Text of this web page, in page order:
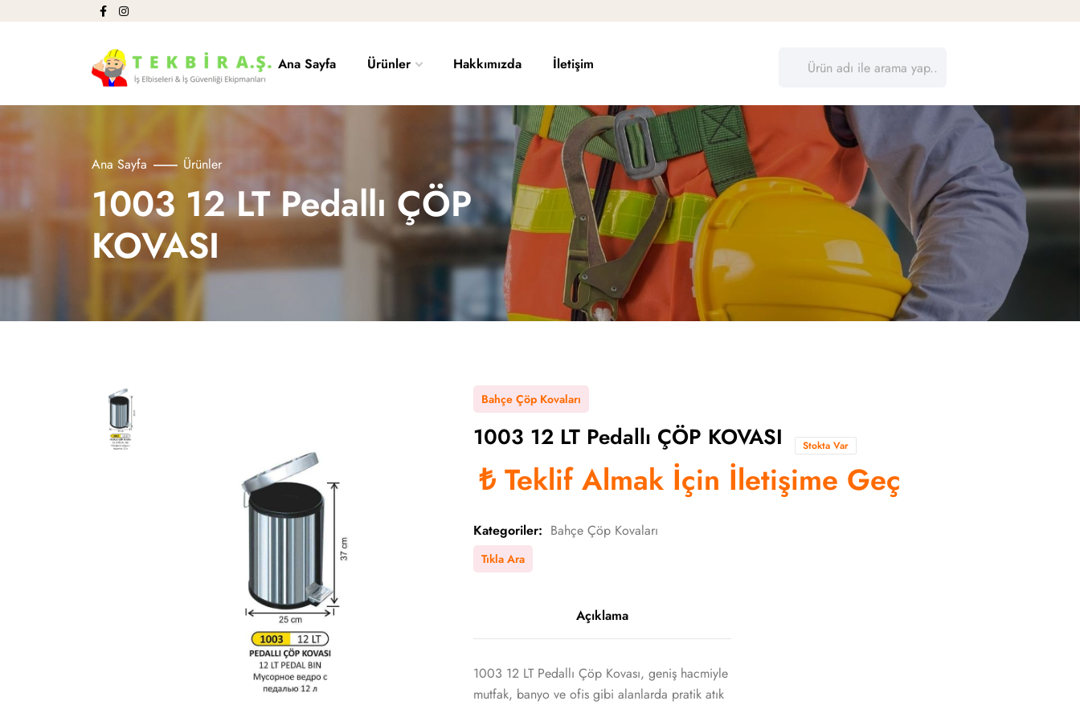
Ana Sayfa Ürünler Hakkımızda İletişim
Ana Sayfa Ürünler
1003 12 LT Pedallı ÇÖP
KOVASI
Bahçe Çöp Kovaları
1003 12 LT Pedallı ÇÖP KOVASI Stokta Var
₺ Teklif Almak İçin İletişime Geç
Kategoriler: Bahçe Çöp Kovaları
Tıkla Ara
Açıklama
1003 12 LT Pedallı Çöp Kovası, geniş hacmiyle
mutfak, banyo ve ofis gibi alanlarda pratik atık